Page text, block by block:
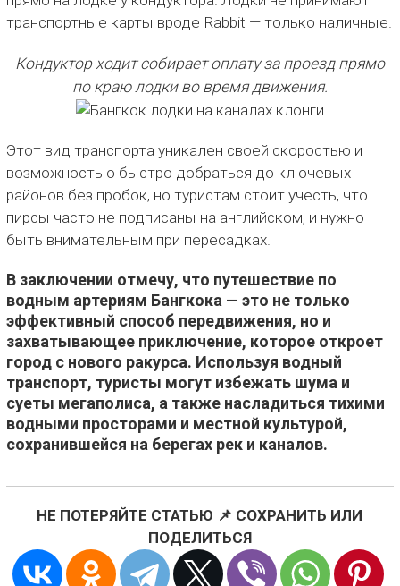
транспортные карты вроде Rabbit — только наличные.
Кондуктор ходит собирает оплату за проезд прямо
по краю лодки во время движения.
Этот вид транспорта уникален своей скоростью и
возможностью быстро добраться до ключевых
районов без пробок, но туристам стоит учесть, что
пирсы часто не подписаны на английском, и нужно
быть внимательным при пересадках.
В заключении отмечу, что путешествие по
водным артериям Бангкока — это не только
эффективный способ передвижения, но и
захватывающее приключение, которое откроет
город с нового ракурса. Используя водный
транспорт, туристы могут избежать шума и
суеты мегаполиса, а также насладиться тихими
водными просторами и местной культурой,
сохранившейся на берегах рек и каналов.
НЕ ПОТЕРЯЙТЕ СТАТЬЮ 📌 СОХРАНИТЬ ИЛИ
ПОДЕЛИТЬСЯ